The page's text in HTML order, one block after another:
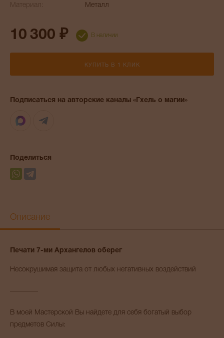
Материал: Металл
10 300 ₽ В наличии
КУПИТЬ В 1 КЛИК
Подписаться на авторские каналы «Гхель о магии»
Max
Поделиться
Описание
Печати 7-ми Архангелов оберег
Несокрушимая защита от любых негативных воздействий
В моей Мастерской Вы найдете для себя богатый выбор
предметов Силы: